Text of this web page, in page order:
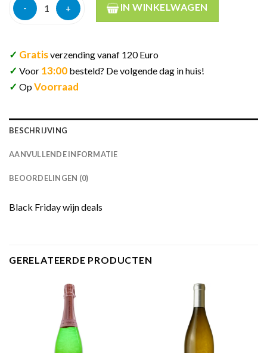
Kornell florian brigl greif rosso italiaanse rode wijn 13% 75cl
IN WINKELWAGEN
✓ Gratisverzending vanaf 120 Euro
✓ Voor 13:00 besteld? De volgende dag in huis!
✓ OpVoorraad
BESCHRIJVING
AANVULLENDE INFORMATIE
BEOORDELINGEN (0)
Black Friday wijn deals
GERELATEERDE PRODUCTEN